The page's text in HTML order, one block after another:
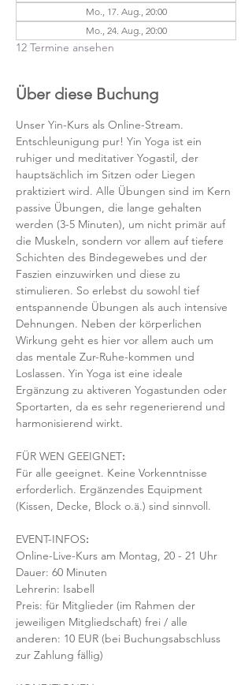
Mo., 17. Aug., 20:00
Mo., 24. Aug., 20:00
12 Termine ansehen
Über diese Buchung
Unser Yin-Kurs als Online-Stream.
Entschleunigung pur! Yin Yoga ist ein
ruhiger und meditativer Yogastil, der
hauptsächlich im Sitzen oder Liegen
praktiziert wird. Alle Übungen sind im Kern
passive Übungen, die lange gehalten
werden (3-5 Minuten), um nicht primär auf
die Muskeln, sondern vor allem auf tiefere
Schichten des Bindegewebes und der
Faszien einzuwirken und diese zu
stimulieren. So erlebst du sowohl tief
entspannende Übungen als auch intensive
Dehnungen. Neben der körperlichen
Wirkung geht es hier vor allem auch um
das mentale Zur-Ruhe-kommen und
Loslassen. Yin Yoga ist eine ideale
Ergänzung zu aktiveren Yogastunden oder
Sportarten, da es sehr regenerierend und
harmonisierend wirkt.
FÜR WEN GEEIGNET:
Für alle geeignet. Keine Vorkenntnisse
erforderlich. Ergänzendes Equipment
(Kissen, Decke, Block o.ä.) sind sinnvoll.
EVENT-INFOS:
Online-Live-Kurs am Montag, 20 - 21 Uhr
Dauer: 60 Minuten
Lehrerin: Isabell
Preis: für Mitglieder (im Rahmen der
jeweiligen Mitgliedschaft) frei / alle
anderen: 10 EUR (bei Buchungsabschluss
zur Zahlung fällig)